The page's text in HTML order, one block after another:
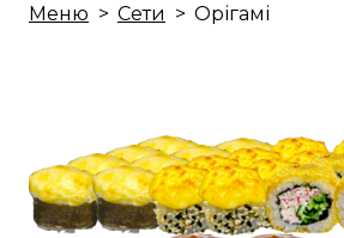
Меню Сети Орігамі